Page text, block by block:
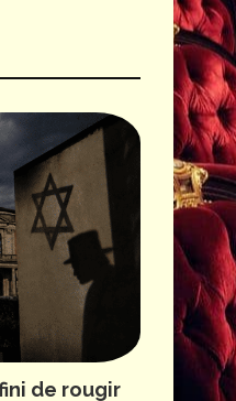
de rougir